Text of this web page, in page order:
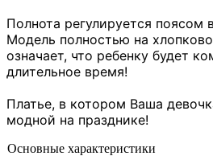
Полнота регулируется поясом
Модель полностью на
означает, что ребенку будет
длительное время!
Платье, в котором Ваша
модной на празднике!
Основные характеристики